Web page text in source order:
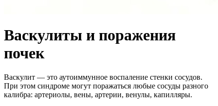
Васкулиты и поражения
почек
Васкулит — это аутоиммунное воспаление стенки сосудов.
При этом синдроме могут поражаться любые сосуды разного
калибра: артериолы, вены, артерии, венулы, капилляры.